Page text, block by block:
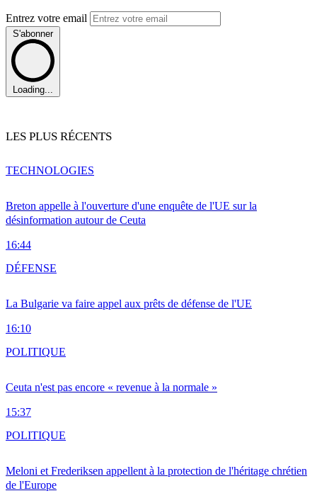
Entrez votre email
S'abonner
Loading...
LES PLUS RÉCENTS
Breton appelle à l'ouverture d'une enquête de l'UE sur la
désinformation autour de Ceuta
16:44
TECHNOLOGIES
La Bulgarie va faire appel aux prêts de défense de l'UE
16:10
DÉFENSE
Ceuta n'est pas encore « revenue à la normale »
15:37
POLITIQUE
Meloni et Frederiksen appellent à la protection de l'héritage chrétien
de l'Europe
POLITIQUE